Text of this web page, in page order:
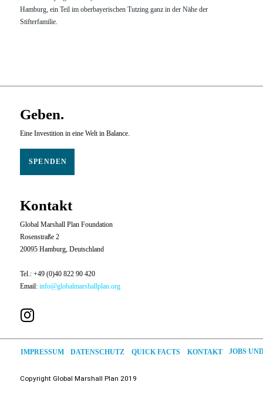
Hamburg, ein Teil im oberbayerischen Tutzing ganz in der Nähe der
Stifterfamilie.
Geben.
Eine Investition in eine Welt in Balance.
SPENDEN
Kontakt
Global Marshall Plan Foundation
Rosenstraße 2
20095 Hamburg, Deutschland
Tel.: +49 (0)40 822 90 420
Email: info@globalmarshallplan.org
IMPRESSUM DATENSCHUTZ QUICK FACTS KONTAKT JOBS
CopyrightGlobal Marshall Plan 2019